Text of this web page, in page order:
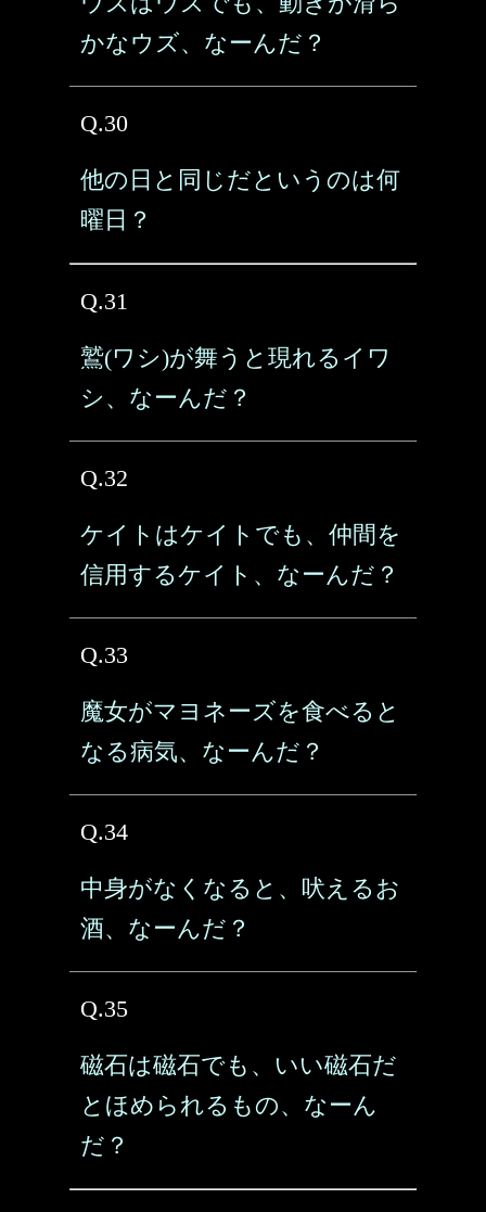
かなウズ、なーんだ？
Q.30
他の日と同じだというのは何
曜日？
Q.31
鷲(ワシ)が舞うと現れるイワ
シ、なーんだ？
Q.32
ケイトはケイトでも、仲間を
信用するケイト、なーんだ？
Q.33
魔女がマヨネーズを食べると
なる病気、なーんだ？
Q.34
中身がなくなると、吠えるお
酒、なーんだ？
Q.35
磁石は磁石でも、いい磁石だ
とほめられるもの、なーん
だ？